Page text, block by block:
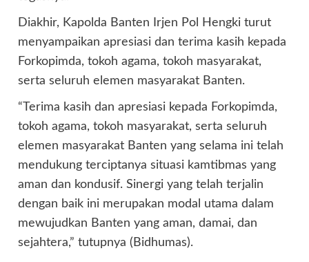
Diakhir, Kapolda Banten Irjen Pol Hengki turut
menyampaikan apresiasi dan terima kasih kepada
Forkopimda, tokoh agama, tokoh masyarakat,
serta seluruh elemen masyarakat Banten.
“Terima kasih dan apresiasi kepada Forkopimda,
tokoh agama, tokoh masyarakat, serta seluruh
elemen masyarakat Banten yang selama ini telah
mendukung terciptanya situasi kamtibmas yang
aman dan kondusif. Sinergi yang telah terjalin
dengan baik ini merupakan modal utama dalam
mewujudkan Banten yang aman, damai, dan
sejahtera,” tutupnya (Bidhumas).